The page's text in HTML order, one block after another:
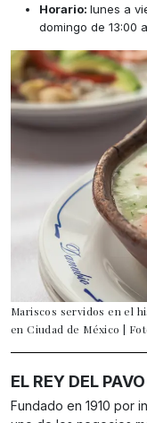
Horario: lunes a
domingo de 13:00
Mariscos servidos en el
en Ciudad de México |
EL REY DEL PAVO
Fundado en 1910 por